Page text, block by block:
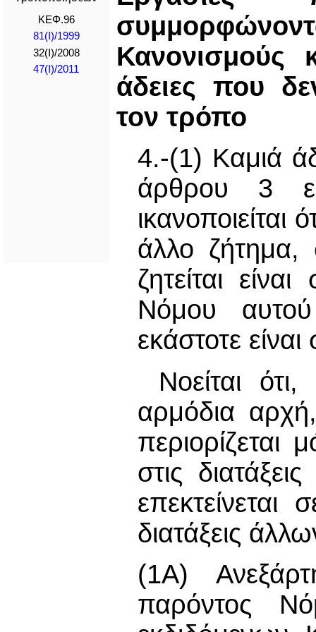
ΚΕΦ.96
81(I)/1999
32(I)/2008
47(I)/2011
Κανονισμούς
άδειες που
τον τρόπο
4.-(1) Καμιά
άρθρου 3
άλλο ζήτημα,
ζητείται
Νόμου
εκάστοτε είναι
Νοείται
αρμόδια
στις
διατάξεις
(1Α)
παρόντος